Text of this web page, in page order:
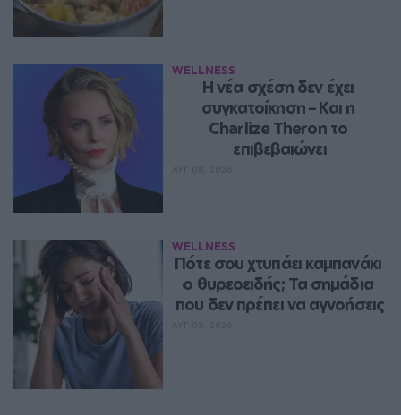
WELLNESS
Η νέα σχέση δεν έχει
συγκατοίκηση – Και η
Charlize Theron το
επιβεβαιώνει
WELLNESS
Πότε σου χτυπάει καμπανάκι
ο θυρεοειδής; Τα σημάδια
που δεν πρέπει να αγνοήσεις